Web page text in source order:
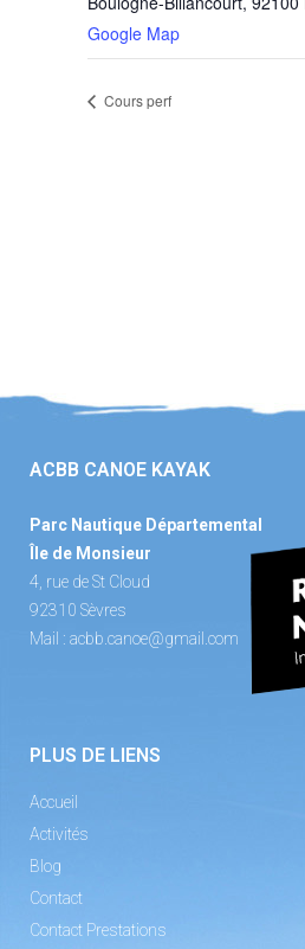
Google Map
Cours perf
ACBB CANOE KAYAK
Parc Nautique Départemental
Île de Monsieur
4, rue de St Cloud
92310 Sèvres
Mail : acbb.canoe@gmail.com
PLUS DE LIENS
Accueil
Activités
Blog
Contact
Contact Prestations